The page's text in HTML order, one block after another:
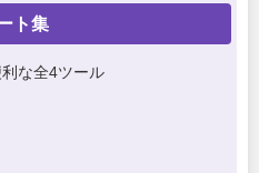
ト集
な全4ツール